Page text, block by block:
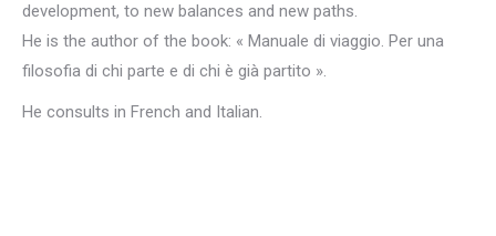
development, to new balances and new paths.
He is the author of the book: « Manuale di viaggio. Per una
filosofia di chi parte e di chi è già partito ».
He consults in French and Italian.